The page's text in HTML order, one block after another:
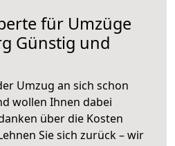
für Umzüge
Günstig und
Umzug an sich schon
wollen Ihnen dabei
über die Kosten
Sie sich zurück – wir